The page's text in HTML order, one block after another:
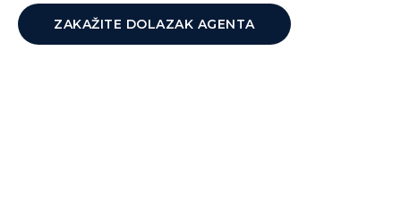
ZAKAŽITE DOLAZAK AGENTA